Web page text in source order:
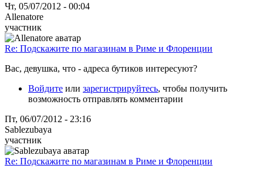
Чт, 05/07/2012 - 00:04
Allenatore
участник
Re: Подскажите по магазинам в Риме и Флоренции
Вас, девушка, что - адреса бутиков интересуют?
Войдите или зарегистрируйтесь, чтобы получить
возможность отправлять комментарии
Пт, 06/07/2012 - 23:16
Sablezubaya
участник
Re: Подскажите по магазинам в Риме и Флоренции